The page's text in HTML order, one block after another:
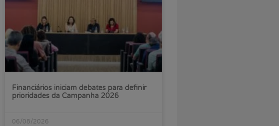
Financiários iniciam debates para definir
prioridades da Campanha 2026
06/08/2026